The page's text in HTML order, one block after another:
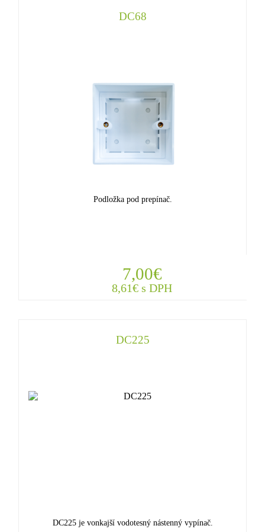
DC68
Podložka pod prepínač.
7,00€
8,61€ s DPH
DC225
DC225 je vonkajší vodotesný nástenný vypínač.